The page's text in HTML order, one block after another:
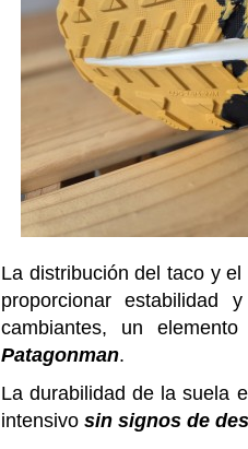
La distribución del taco y
proporcionar estabilidad
cambiantes, un
Patagonman.
La durabilidad de la suela
intensivo sin signos de